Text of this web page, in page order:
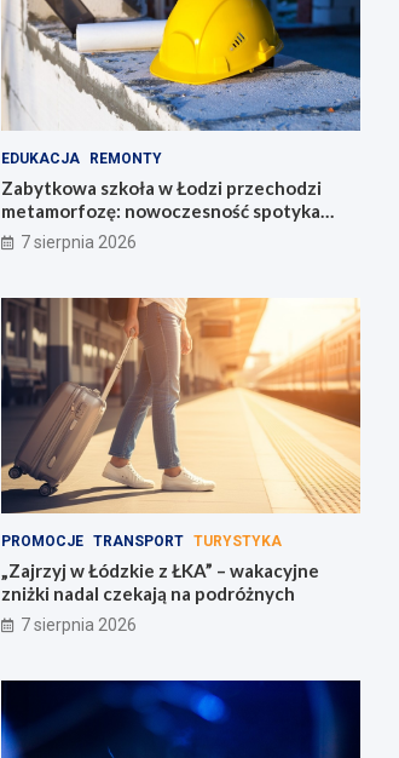
EDUKACJA REMONTY
Zabytkowa szkoła w Łodzi przechodzi
metamorfozę: nowoczesność spotyka
historię
7 sierpnia 2026
PROMOCJE TRANSPORT TURYSTYKA
„Zajrzyj w Łódzkie z ŁKA” – wakacyjne
zniżki nadal czekają na podróżnych
7 sierpnia 2026